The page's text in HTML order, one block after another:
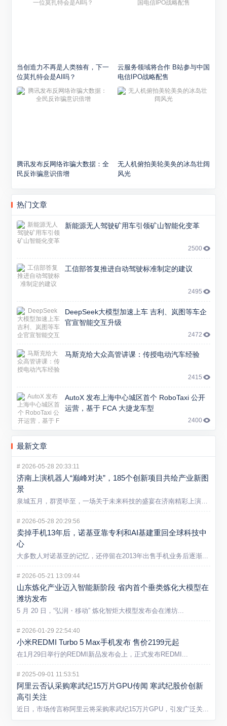
当创造力不再是人类独有，下一
位莫扎特会是AI吗？
云服务领域将合作 B站参与中国
电信IPO战略配售
腾讯发布反网络诈骗大数据：全
民反诈骗意识倍增
无人机俯拍美轮美奂的冰岛壮阔
风光
热门文章
新能源无人驾驶矿用车引领矿山智能化变革
2500
工信部答复推进自动驾驶标准制定的建议
2495
DeepSeek大模型加速上车 吉利、岚图等车企
官宣智能交互升级
2472
马斯克给大众高管讲课：传授电动汽车经验
2415
AutoX 发布上海中心城区首个 RoboTaxi 公开
运营，基于 FCA 大捷龙车型
2400
最新文章
#2026-05-28 20:33:11
济南上演机器人“巅峰对决”，185个创新项目共绘产业新图
景
#2026-05-28 20:29:56
卖掉手机13年后，诺基亚靠专利和AI基建重回全球科技中
心
大多数人对诺基亚的记忆，还停留在2013年出售手机业务后逐渐...
#2026-05-21 13:09:44
山东炼化产业迈入智能新阶段 省内首个垂类炼化大模型在
潍坊发布
5 月 20 日，“弘润・移动” 炼化智炬大模型发布会在潍坊...
#2026-01-29 22:54:40
小米REDMI Turbo 5 Max手机发布 售价2199元起
在1月29日举行的REDMI新品发布会上，正式发布REDMI...
#2025-09-01 11:53:51
阿里云否认采购寒武纪15万片GPU传闻 寒武纪股价创新
高引关注
近日，市场传言称阿里云将采购寒武纪15万片GPU，引发广泛关...